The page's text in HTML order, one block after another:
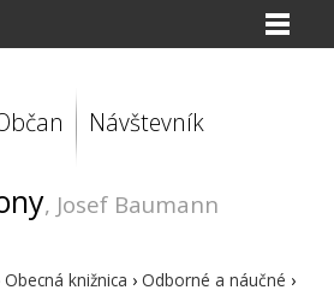
Návštevník
, Josef Baumann
Obecná knižnica › Odborné a náučné ›